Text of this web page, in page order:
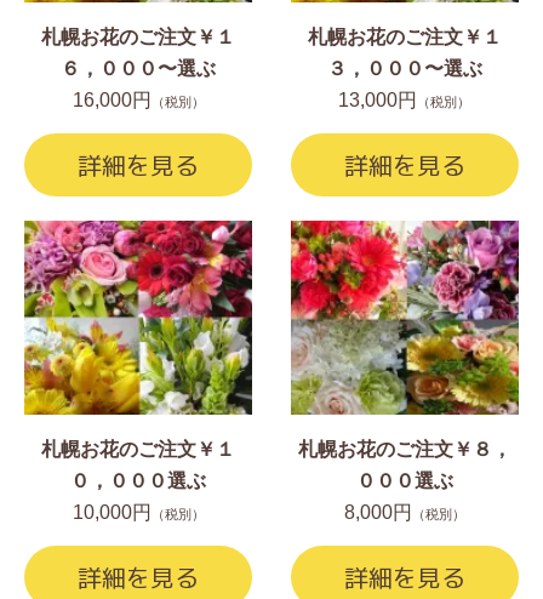
札幌お花のご注文￥１
６，０００〜選ぶ
16,000円
（税別）
詳細を見る
札幌お花のご注文￥１
３，０００〜選ぶ
13,000円
（税別）
詳細を見る
札幌お花のご注文￥１
０，０００選ぶ
10,000円
（税別）
詳細を見る
札幌お花のご注文￥８，
０００選ぶ
8,000円
（税別）
詳細を見る